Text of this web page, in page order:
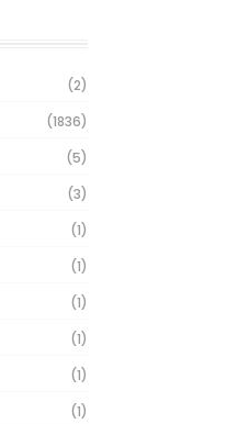
(2)
(1836)
(5)
(3)
(1)
(1)
(1)
(1)
(1)
(1)